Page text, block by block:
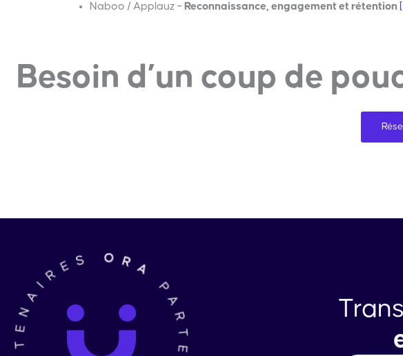
Naboo / Applauz – Reconnaissance, engagement et rétention
Besoin d’un coup de